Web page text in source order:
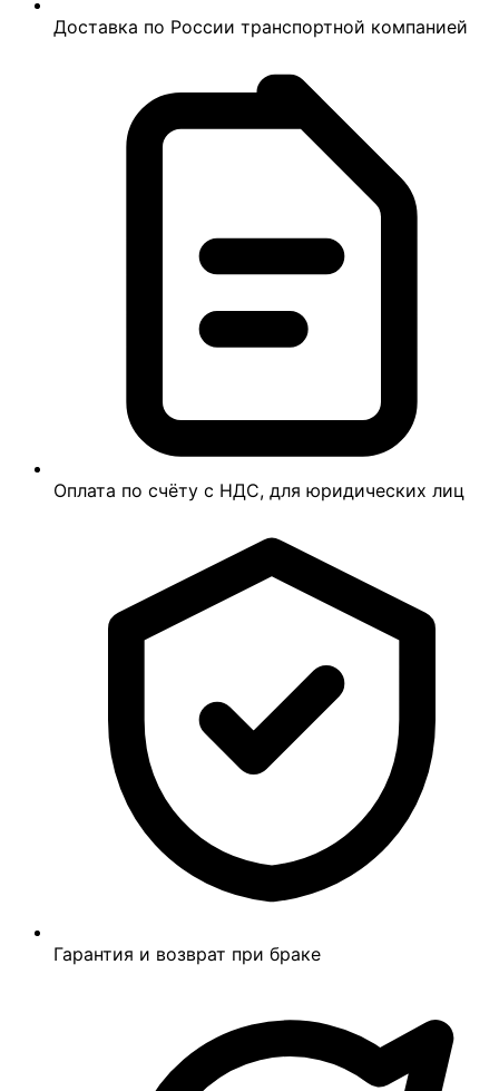
Доставка по России транспортной компанией
Оплата по счёту с НДС, для юридических лиц
Гарантия и возврат при браке